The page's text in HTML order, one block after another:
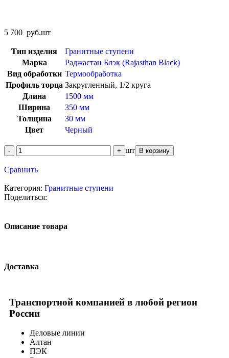
5 700 руб.шт
Тип изделия
Гранитные ступени
Марка
Раджастан Блэк (Rajasthan Black)
Вид обработки Термообработка
Профиль торца Закругленный, 1/2 круга
Длина
1500 мм
Ширина
350 мм
Толщина
30 мм
Цвет
Черный
шт В корзину
Сравнить
Категория: Гранитные ступени
Поделиться:
Описание товара
Доставка
Транспортной компанией в любой регион
России
Деловые линии
Алтан
ПЭК